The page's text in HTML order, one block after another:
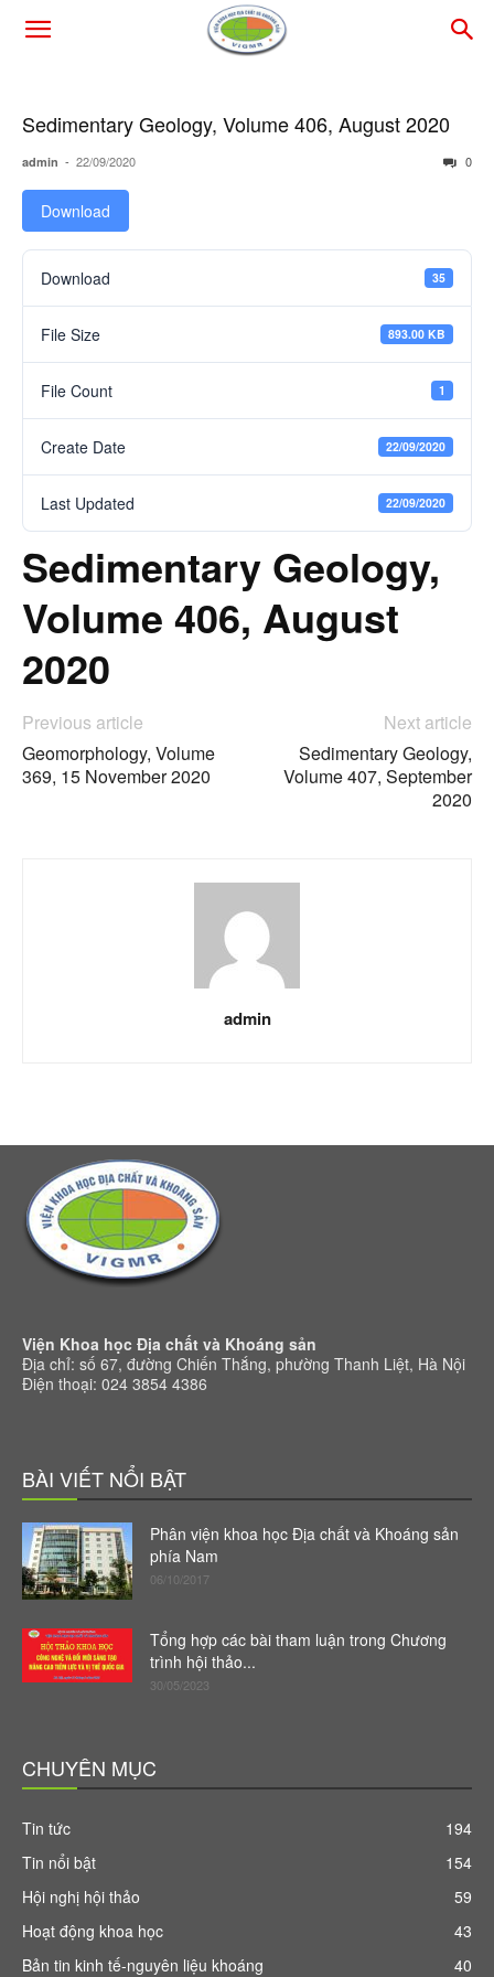
Sedimentary Geology, Volume 406, August 2020
admin - 22/09/2020 0
Download
Download 35
File Size 893.00 KB
File Count 1
Create Date 22/09/2020
Last Updated 22/09/2020
Sedimentary Geology,
Volume 406, August
2020
Previous article
Geomorphology, Volume
369, 15 November 2020
Next article
Sedimentary Geology,
Volume 407, September
2020
admin
Viện Khoa học Địa chất và Khoáng sản
Địa chỉ: số 67, đường Chiến Thắng, phường Thanh Liệt, Hà Nội
Điện thoại: 024 3854 4386
BÀI VIẾT NỔI BẬT
Phân viện khoa học Địa chất và Khoáng sản
phía Nam
06/10/2017
Tổng hợp các bài tham luận trong Chương
trình hội thảo...
30/05/2023
CHUYÊN MỤC
Tin tức
194
Tin nổi bật
154
Hội nghị hội thảo
59
Hoạt động khoa học
43
Bản tin kinh tế-nguyên liệu khoáng
40